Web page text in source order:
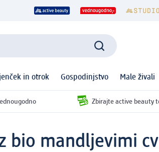
in otrok Gospodinjstvo Male živali
Zbirajte active beauty
bio mandljevimi